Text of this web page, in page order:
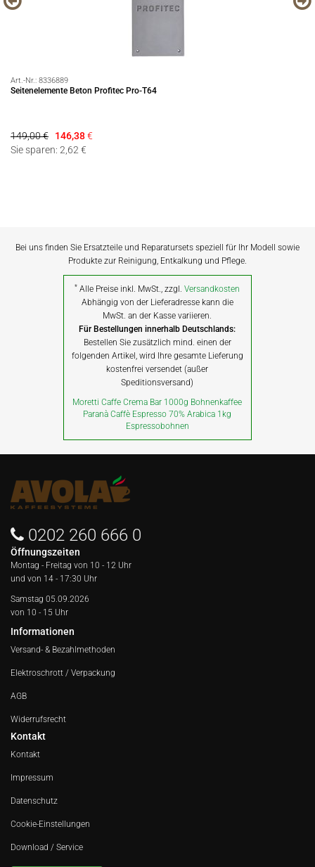
Art.-Nr.: 8336889
Seitenelemente Beton Profitec Pro-T64
149,00 € 146,38€
Sie sparen: 2,62 €
Bei uns finden Sie Ersatzteile und Reparatursets speziell für Ihr Modell sowie
Produkte zur Reinigung, Entkalkung und Pflege.
* Alle Preise inkl. MwSt., zzgl.Versandkosten
Abhängig von der Lieferadresse kann die
MwSt. an der Kasse variieren.
Für Bestellungen innerhalb Deutschlands:
Bestellen Sie zusätzlich mind. einen der
folgenden Artikel, wird Ihre gesamte Lieferung
kostenfrei versendet (außer
Speditionsversand)
Moretti Caffe Crema Bar 1000g Bohnenkaffee
Paranà Caffè Espresso 70% Arabica 1kg
Espressobohnen
0202 260 666 0
Öffnungszeiten
Montag - Freitag von 10 - 12 Uhr
und von 14 - 17:30 Uhr
Samstag 05.09.2026
von 10 - 15 Uhr
Informationen
Versand- & Bezahlmethoden
Elektroschrott / Verpackung
AGB
Widerrufsrecht
Kontakt
Kontakt
Impressum
Datenschutz
Cookie-Einstellungen
Download / Service